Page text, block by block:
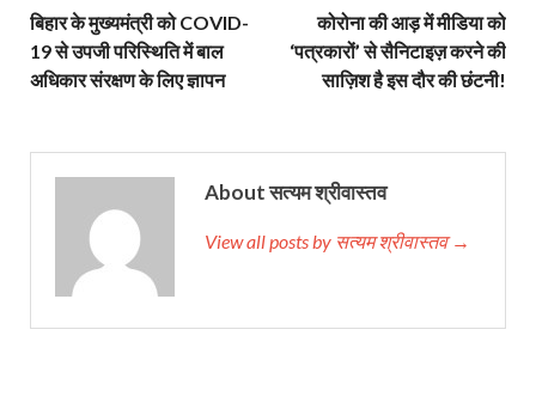
बिहार के मुख्यमंत्री को COVID-
19 से उपजी परिस्थिति में बाल
अधिकार संरक्षण के लिए ज्ञापन
कोरोना की आड़ में मीडिया को
‘पत्रकारों’ से सैनिटाइज़ करने की
साज़िश है इस दौर की छंटनी!
About सत्यम श्रीवास्तव
View all posts by सत्यम श्रीवास्तव →